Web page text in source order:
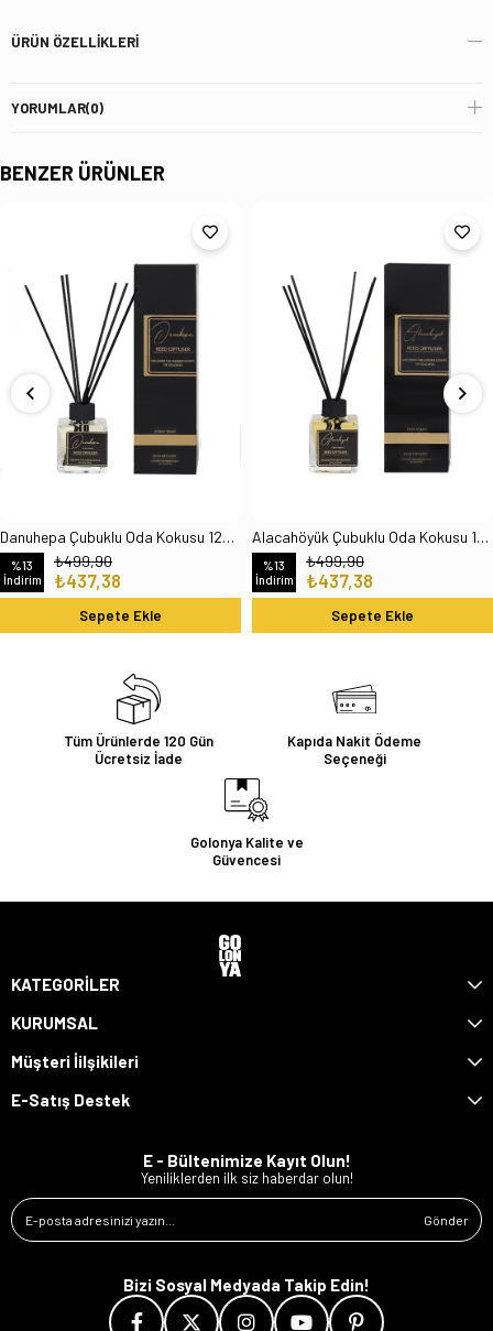
ÜRÜN ÖZELLIKLERI
YORUMLAR(0)
BENZER ÜRÜNLER
Danuhepa Çubuklu Oda Kokusu 120 Ml
%13
İndirim
₺437,38
₺499,90
Sepete Ekle
Alacahöyük Çubuklu Oda Kokusu 120 Ml
%13
İndirim
₺437,38
₺499,90
Sepete Ekle
Tüm Ürünlerde 120 Gün
Ücretsiz İade
Kapıda Nakit Ödeme
Seçeneği
Golonya Kalite ve
Güvencesi
KATEGORİLER
KURUMSAL
Müşteri İilşikileri
E-Satış Destek
E - Bültenimize Kayıt Olun!
Yeniliklerden ilk siz haberdar olun!
Gönder
Bizi Sosyal Medyada Takip Edin!